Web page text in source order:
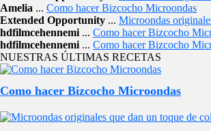
Amelia ... Como hacer Bizcocho Microondas
Extended Opportunity ... Microondas
hdfilmcehennemi ... Como hacer Bizcocho
hdfilmcehennemi ... Como hacer Bizcocho
NUESTRAS ÚLTIMAS RECETAS
Como hacer Bizcocho Microondas